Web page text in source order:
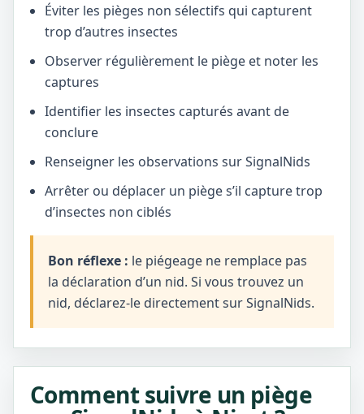
Éviter les pièges non sélectifs qui capturent
trop d’autres insectes
Observer régulièrement le piège et noter les
captures
Identifier les insectes capturés avant de
conclure
Renseigner les observations sur SignalNids
Arrêter ou déplacer un piège s’il capture trop
d’insectes non ciblés
Bon réflexe : le piégeage ne remplace pas
la déclaration d’un nid. Si vous trouvez un
nid, déclarez-le directement sur SignalNids.
Comment suivre un piège